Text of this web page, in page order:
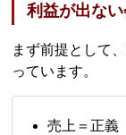
利益が出な
まず前提として
っています。
売上＝正義